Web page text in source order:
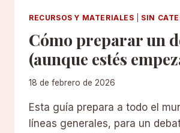
RECURSOS Y MATERIALES SIN
Cómo preparar un
(aunque estés
18 de febrero de 2026
Esta guía prepara a todo el
líneas generales, para un